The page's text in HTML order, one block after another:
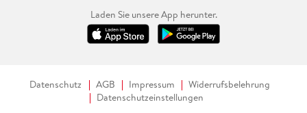
Laden Sie unsere App herunter.
Datenschutz AGB Impressum
Widerrufsbelehrung
Datenschutzeinstellungen